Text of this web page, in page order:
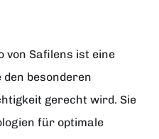
von Safilens ist eine
besonderen
gerecht wird. Sie
für optimale